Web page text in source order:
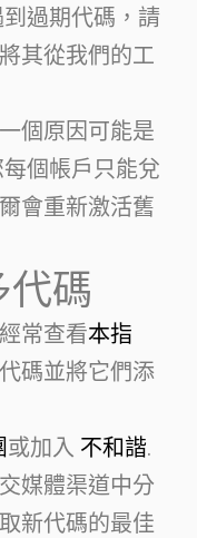
過期代碼，請
其從我們的工
個原因可能是
個帳戶只能兌
會重新激活舊
代碼
常查看本指
碼並將它們添
或加入 不和諧.
媒體渠道中分
新代碼的最佳